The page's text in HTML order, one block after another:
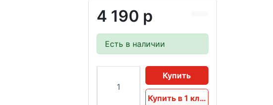
4 190 р
Есть в наличии
Купить
Купить в 1 клик